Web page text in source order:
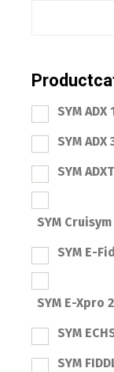
SYM ADX
SYM ADX
SYM
SYM
SYM E-
SYM E-Xpro
SYM
SYM